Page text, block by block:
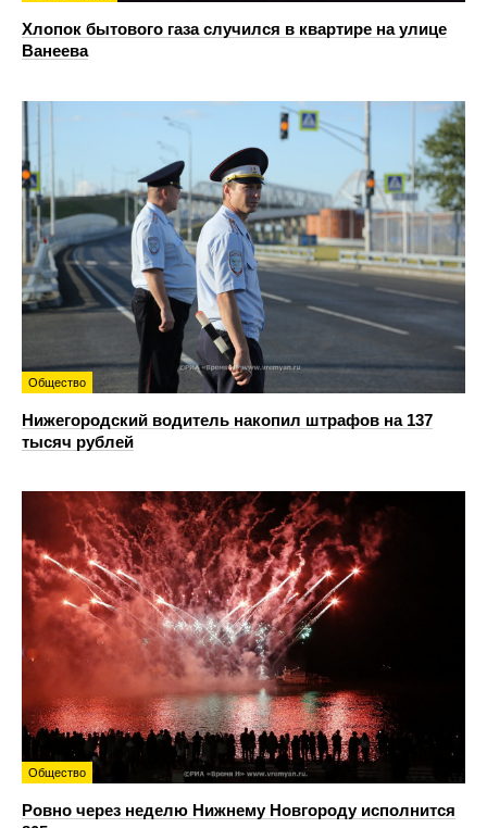
Хлопок бытового газа случился в квартире на улице
Ванеева
Общество
Нижегородский водитель накопил штрафов на 137
тысяч рублей
Общество
Ровно через неделю Нижнему Новгороду исполнится